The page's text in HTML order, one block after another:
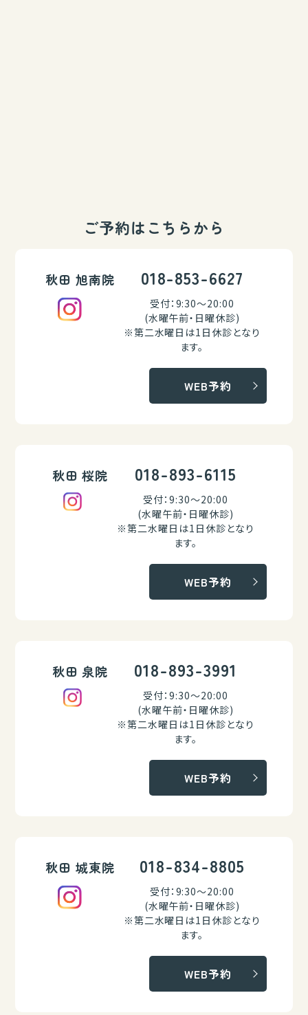
ご予約はこちらから
秋田 旭南院 018-853-6627
受付：9:30～20:00
(水曜午前・日曜休診)
※第二水曜日は1日休診となり
ます。
WEB予約
秋田 桜院 018-893-6115
受付：9:30～20:00
(水曜午前・日曜休診)
※第二水曜日は1日休診となり
ます。
WEB予約
秋田 泉院 018-893-3991
受付：9:30～20:00
(水曜午前・日曜休診)
※第二水曜日は1日休診となり
ます。
WEB予約
秋田 城東院 018-834-8805
受付：9:30～20:00
(水曜午前・日曜休診)
※第二水曜日は1日休診となり
ます。
WEB予約